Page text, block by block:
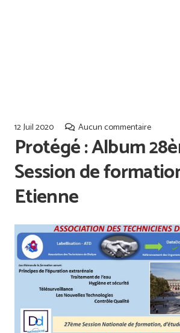
12 Juil 2020 Aucun commentaire
Protégé : Album
Session de
Etienne